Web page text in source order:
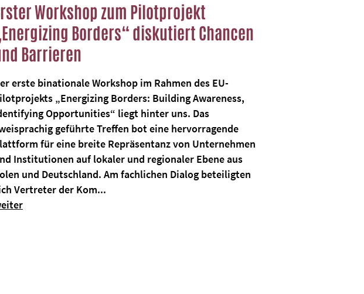
Workshop zum Pilotprojekt
„Energizing Borders“ diskutiert Chancen
Barrieren
erste binationale Workshop im Rahmen des EU-
„Energizing Borders: Building Awareness,
Opportunities“ liegt hinter uns. Das
geführte Treffen bot eine hervorragende
für eine breite Repräsentanz von Unternehmen
Institutionen auf lokaler und regionaler Ebene aus
und Deutschland. Am fachlichen Dialog beteiligten
Vertreter der Kom...